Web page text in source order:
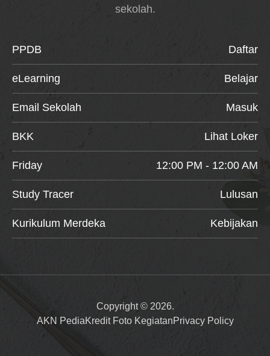
sekolah.
PPDB Daftar
eLearning Belajar
Email Sekolah Masuk
BKK Lihat Loker
Friday 12:00 PM - 12:00 AM
Study Tracer Lulusan
Kurikulum Merdeka Kebijakan
Copyright © 2026.
AKN PediaKredit Foto KegiatanPrivacy Policy